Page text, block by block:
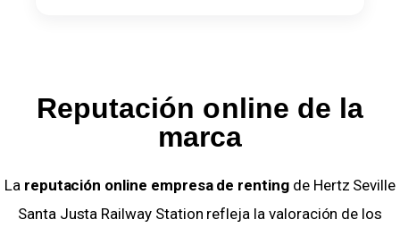
Reputación online de la
marca
La reputación online empresa de rentingde Hertz Seville
Santa Justa Railway Station refleja la valoración de los